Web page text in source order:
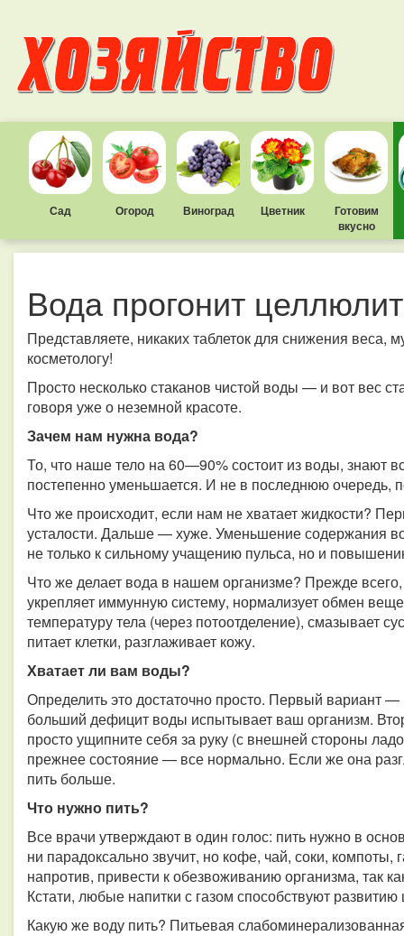
Сад Огород Виноград Цветник
Готовим
вкусно
Вода прогонит целлюлит
Представляете, никаких таблеток для снижения веса,
косметологу!
Просто несколько стаканов чистой воды — и вот вес
говоря уже о неземной красоте.
Зачем нам нужна вода?
То, что наше тело на 60—90% состоит из воды, знают
постепенно уменьшается. И не в последнюю очередь,
Что же происходит, если нам не хватает жидкости?
усталости. Дальше — хуже. Уменьшение содержания
не только к сильному учащению пульса, но и
Что же делает вода в нашем организме? Прежде
укрепляет иммунную систему, нормализует обмен
температуру тела (через потоотделение), смазывает
питает клетки, разглаживает кожу.
Хватает ли вам воды?
Определить это достаточно просто. Первый вариант
больший дефицит воды испытывает ваш организм.
просто ущипните себя за руку (с внешней стороны
прежнее состояние — все нормально. Если же она
пить больше.
Что нужно пить?
Все врачи утверждают в один голос: пить нужно в
ни парадоксально звучит, но кофе, чай, соки, компоты,
напротив, привести к обезвоживанию организма, так
Кстати, любые напитки с газом способствуют
Какую же воду пить? Питьевая